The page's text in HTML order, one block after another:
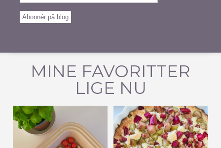
Abonnér på blog
MINE FAVORITTER
LIGE NU